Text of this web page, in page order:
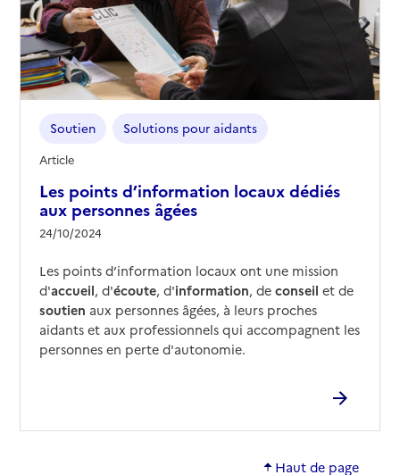
Les points d’information locaux dédiés
aux personnes âgées
24/10/2024
Soutien Solutions pour aidants
Article
Les points d’information locaux ont une mission
d'accueil, d'écoute, d'information, de conseil et de
soutien aux personnes âgées, à leurs proches
aidants et aux professionnels qui accompagnent les
personnes en perte d'autonomie.
Haut de page